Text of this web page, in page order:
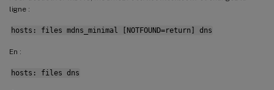
ligne :
hosts: files mdns_minimal [NOTFOUND=return] dns
En :
hosts: files dns